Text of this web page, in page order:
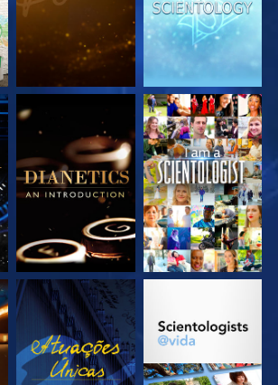
EXPLORE A SÉRIE VEJA
VEJA EXPLORE A SÉRIE